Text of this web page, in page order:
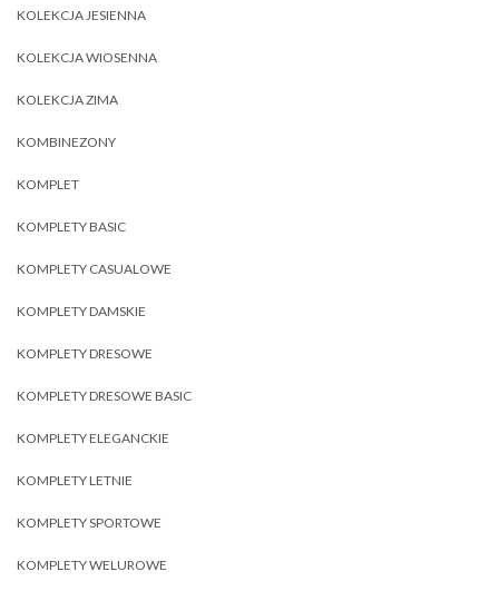
KOLEKCJA JESIENNA
KOLEKCJA WIOSENNA
KOLEKCJA ZIMA
KOMBINEZONY
KOMPLET
KOMPLETY BASIC
KOMPLETY CASUALOWE
KOMPLETY DAMSKIE
KOMPLETY DRESOWE
KOMPLETY DRESOWE BASIC
KOMPLETY ELEGANCKIE
KOMPLETY LETNIE
KOMPLETY SPORTOWE
KOMPLETY WELUROWE